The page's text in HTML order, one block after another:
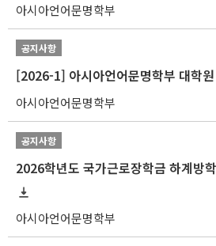
아시아언어문명학부
공지사항
[2026-1] 아시아언어문명학부 대학
아시아언어문명학부
공지사항
아시아언어문명학부